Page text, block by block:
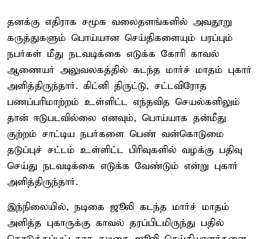
தனக்கு எதிராக சமூக வலைதளங்களில் அவதூறு
கருத்துகளும் பொய்யான செய்திகளையும் பரப்பும்
நபர்கள் மீது நடவடிக்கை எடுக்க கோரி காவல்
ஆணையர் அலுவலகத்தில் கடந்த மார்ச் மாதம் புகார்
அளித்திருந்தார். கிட்னி திருட்டு, சட்டவிரோத
பணப்பரிமாற்றம் உள்ளிட்ட எந்தவித செயல்களிலும்
தான் ஈடுபடவில்லை எனவும், பொய்யாக தன்மீது
குற்றம் சாட்டிய நபர்களை பெண் வன்கொடுமை
தடுப்புச் சட்டம் உள்ளிட்ட பிரிவுகளில் வழக்கு பதிவு
செய்து நடவடிக்கை எடுக்க வேண்டும் என்று புகார்
அளித்திருந்தார்.
இந்நிலையில், நடிகை ஜூலி கடந்த மார்ச் மாதம்
அளித்த புகாருக்கு காவல் தரப்பிடமிருந்து பதில்